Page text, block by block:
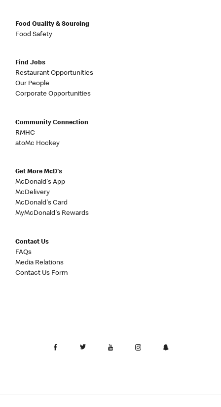
Food Quality & Sourcing
Food Safety
Find Jobs
Restaurant Opportunities
Our People
Corporate Opportunities
Community Connection
RMHC
atoMc Hockey
Get More McD's
McDonald's App
McDelivery
McDonald's Card
MyMcDonald's Rewards
Contact Us
FAQs
Media Relations
Contact Us Form